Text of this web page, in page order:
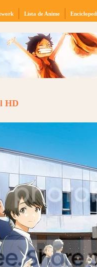
Lista de Anime
HD